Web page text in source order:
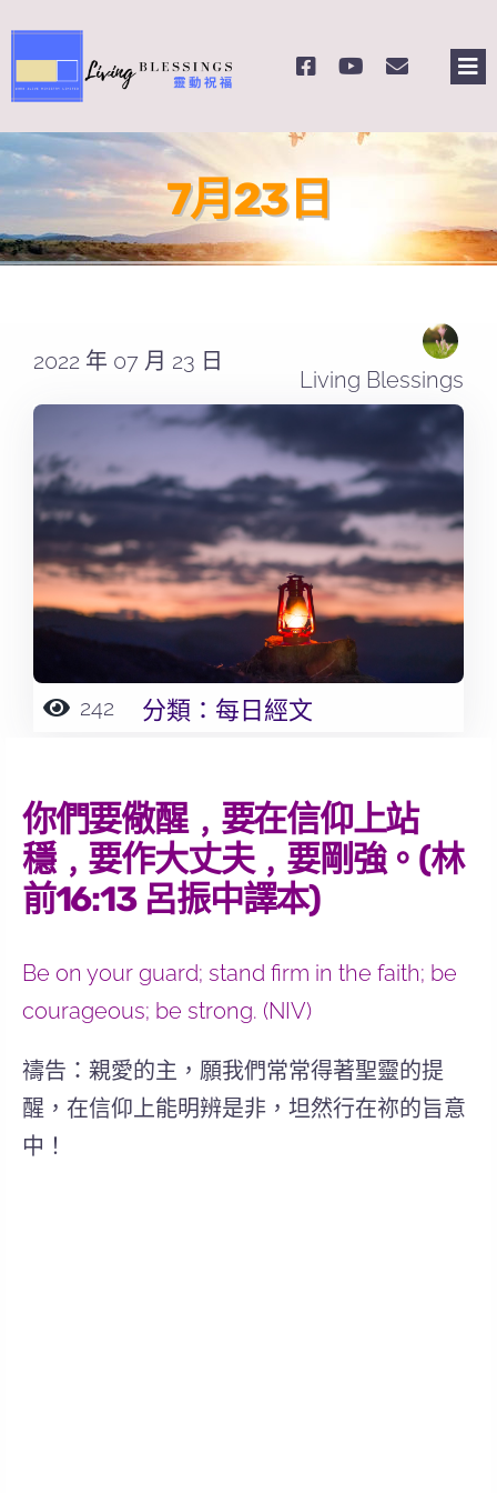
to
content
關於我們
奉獻支持
Search
7月23日
2022 年 07 月 23 日
Living Blessings
242 分類： 每日經文
你們要儆醒﹐要在信仰上站
穩﹐要作大丈夫﹐要剛強。(林
前16:13 呂振中譯本)
Be on your guard; stand firm in the faith; be
courageous; be strong. (NIV)
禱告：親愛的主，願我們常常得著聖靈的提
醒，在信仰上能明辨是非，坦然行在祢的旨意
中！